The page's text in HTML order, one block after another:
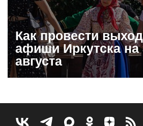
Как провести
афиши Иркутска на
августа